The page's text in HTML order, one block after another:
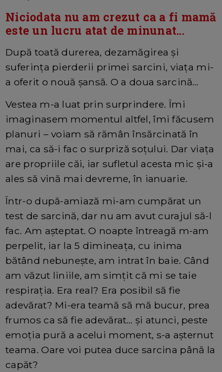
Niciodata nu am crezut ca a fi mamă
este un lucru atat de minunat...
După toată durerea, dezamăgirea și
suferința pierderii primei sarcini, viața mi-
a oferit o nouă șansă. O a doua sarcină…
Vestea m-a luat prin surprindere. Îmi
imaginasem momentul altfel, îmi făcusem
planuri – voiam să rămân însărcinată în
mai, ca să-i fac o surpriză soțului. Dar viața
are propriile căi, iar sufletul acesta mic și-a
ales să vină mai devreme, în ianuarie.
Într-o după-amiază mi-am cumpărat un
test de sarcină, dar nu am avut curajul să-l
fac. Am așteptat. O noapte întreagă m-am
perpelit, iar la 5 dimineața, cu inima
bătând nebunește, am intrat în baie. Când
am văzut liniile, am simțit că mi se taie
respirația. Era real? Era posibil să fie
adevărat? Mi-era teamă să mă bucur, prea
frumos ca să fie adevărat… și atunci, peste
emoția pură a acelui moment, s-a așternut
teama. Oare voi putea duce sarcina până la
capăt?